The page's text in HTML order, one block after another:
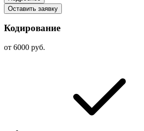
Оставить заявку
Кодирование
от 6000 руб.